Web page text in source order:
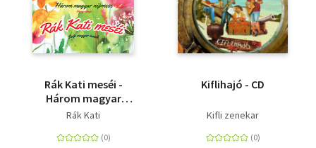
Rák Kati meséi -
Három magyar
népmese - Szép
Rák Kati
Kiflihajó - CD
Kifli zenekar